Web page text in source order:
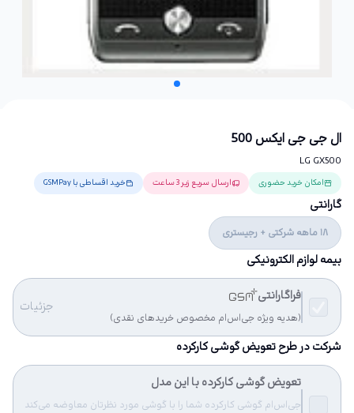
ال جی جی ایکس 500
LG GX500
امکان خرید حضوری ارسال سریع زیر 3 ساعت خرید اقساطی با GSMPay
گارانتی
18 ماهه شرکتی + رجیستری
بیمه لوازم الکترونیکی
فراگارانتی
(هدیه ویژه جی‌اس‌ام مخصوص خریدهای نقدی)
جزئیات
شرکت در طرح تعویض گوشی کارکرده
تعویض گوشی کارکرده با این مدل
جی‌اس‌ام گوشی کارکرده شما را با گوشی مورد نظرتان معاوضه می‌کند